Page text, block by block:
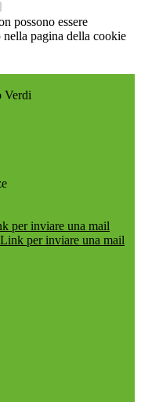
possono essere
pagina della cookie
Verdi
per inviare una mail
Link per inviare una mail